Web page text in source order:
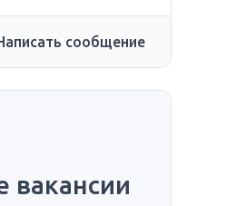
сообщение
вакансии